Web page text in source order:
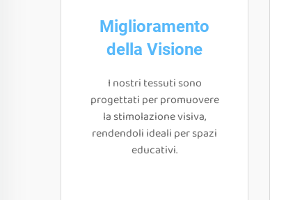
Miglioramento
della Visione
I nostri tessuti sono
progettati per promuovere
la stimolazione visiva,
rendendoli ideali per spazi
educativi.